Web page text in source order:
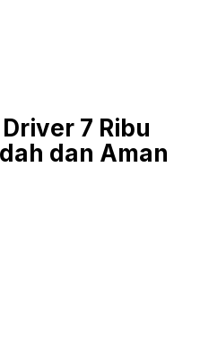
7 Ribu
dan Aman